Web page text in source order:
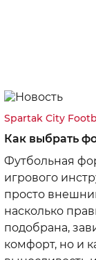
Spartak City
Как выбрать
Футбольная
игрового
просто
насколько
подобрана,
комфорт, но и